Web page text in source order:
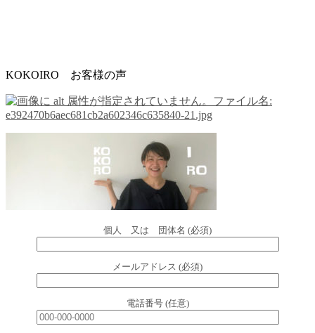
KOKOIRO お客様の声
個人 又は 団体名 (必須)
メールアドレス (必須)
電話番号 (任意)